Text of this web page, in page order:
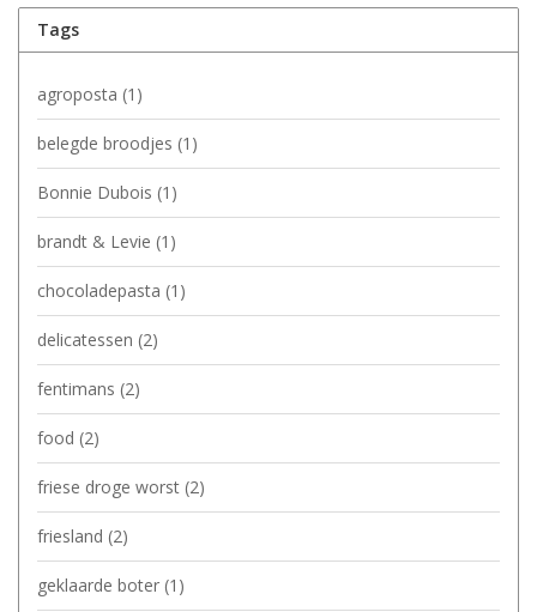
Tags
agroposta (1)
belegde broodjes (1)
Bonnie Dubois (1)
brandt & Levie (1)
chocoladepasta (1)
delicatessen (2)
fentimans (2)
food (2)
friese droge worst (2)
friesland (2)
geklaarde boter (1)